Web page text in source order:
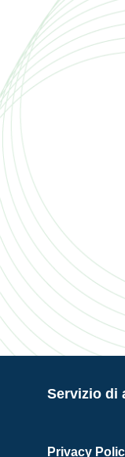
Servizio di
Privacy